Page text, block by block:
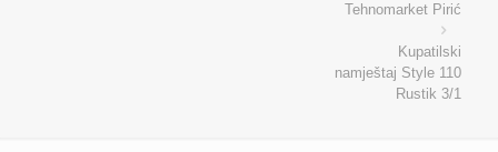
Tehnomarket Pirić
Kupatilski
namještaj Style 110
Rustik 3/1